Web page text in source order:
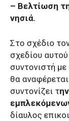
– Βελτίωση
νησιά.
Στο σχέδιο
σχεδίου αυτού
συντονιστή
θα
συντονίζει τ
δίαυλος